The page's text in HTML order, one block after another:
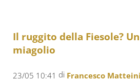
Il ruggito della Fiesole?
miagolio
23/05 10:41 di Francesco Matteini